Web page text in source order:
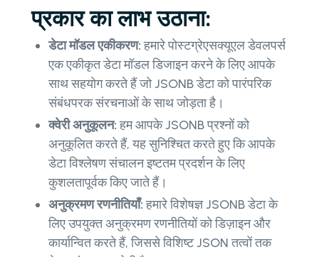
प्रकार का लाभ उठाना:
डेटा मॉडल एकीकरण:हमारे पोस्टग्रेएसक्यूएल डेवलपर्स
एक एकीकृत डेटा मॉडल डिजाइन करने के लिए आपके
साथ सहयोग करते हैं जो JSONB डेटा को पारंपरिक
संबंधपरक संरचनाओं के साथ जोड़ता है।
क्वेरी अनुकूलन:हम आपके JSONB प्रश्नों को
अनुकूलित करते हैं, यह सुनिश्चित करते हुए कि आपके
डेटा विश्लेषण संचालन इष्टतम प्रदर्शन के लिए
कुशलतापूर्वक किए जाते हैं।
अनुक्रमण रणनीतियाँ:हमारे विशेषज्ञ JSONB डेटा के
लिए उपयुक्त अनुक्रमण रणनीतियों को डिज़ाइन और
कार्यान्वित करते हैं, जिससे विशिष्ट JSON तत्वों तक